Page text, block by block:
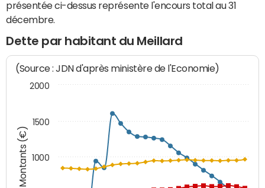
présentée ci-dessus représente l'encours total au 31
décembre.
Dette par habitant du Meillard
Montants (€)
(Source : JDN d'après ministère de l'Economie)
1000
1500
2000